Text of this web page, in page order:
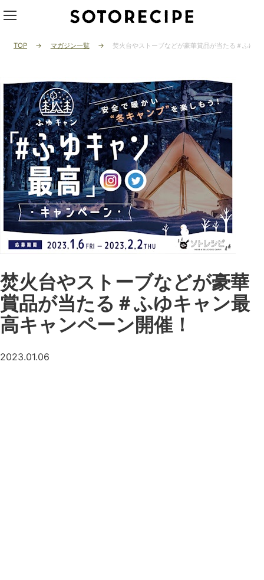
TOP マガジン一覧 焚火台やストーブなどが豪華賞品が当たる＃ふゆ
焚火台やストーブなどが豪華
賞品が当たる＃ふゆキャン最
高キャンペーン開催！
2023.01.06